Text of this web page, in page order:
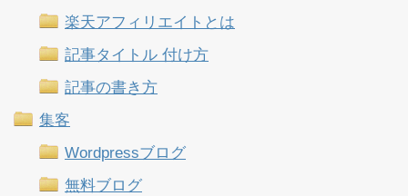
楽天アフィリエイトとは
記事タイトル 付け方
記事の書き方
集客
Wordpressブログ
無料ブログ